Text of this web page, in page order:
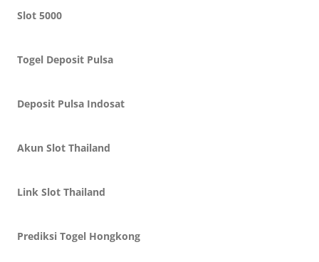
Slot 5000
Togel Deposit Pulsa
Deposit Pulsa Indosat
Akun Slot Thailand
Link Slot Thailand
Prediksi Togel Hongkong